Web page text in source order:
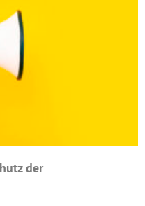
der